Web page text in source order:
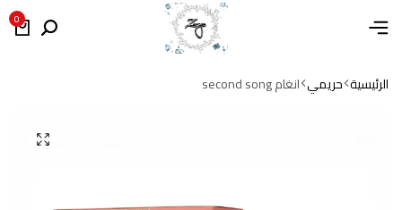
0
الرئيسية حريمي انغام second song